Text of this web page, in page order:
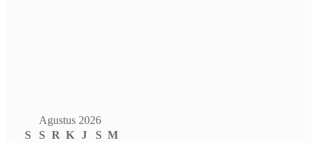
Agustus 2026
S
S R K J S M